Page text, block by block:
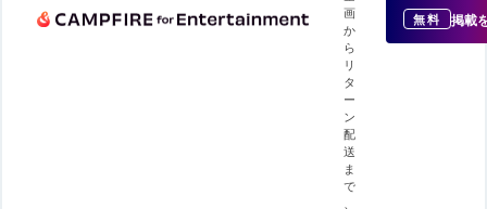
画
か
ら
リ
タ
ー
ン
配
送
ま
で
無料 掲載